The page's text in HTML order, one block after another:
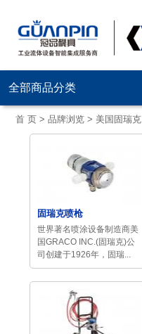
全部商品分类
首 页> 品牌浏览> 美国固瑞克
固瑞克喷枪
世界著名喷涂设备制造商美
国GRACO INC.(固瑞克)公
司创建于1926年，固瑞...